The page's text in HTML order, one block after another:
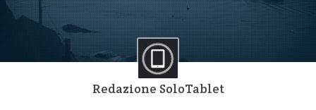
Redazione SoloTablet